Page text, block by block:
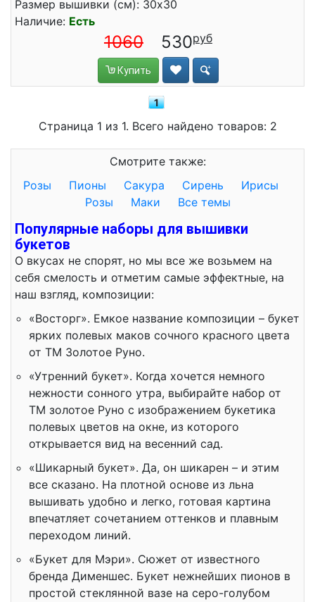
Размер вышивки (см): 30x30
Наличие: Есть
1060 530
Купить
1
Страница 1 из 1. Всего найдено товаров: 2
Смотрите также:
Розы
Пионы Сакура Сирень
Ирисы
Розы
Маки Все темы
Популярные наборы для вышивки
букетов
О вкусах не спорят, но мы все же возьмем на
себя смелость и отметим самые эффектные, на
наш взгляд, композиции:
«Восторг». Емкое название композиции – букет
ярких полевых маков сочного красного цвета
от ТМ Золотое Руно.
«Утренний букет». Когда хочется немного
нежности сонного утра, выбирайте набор от
ТМ золотое Руно с изображением букетика
полевых цветов на окне, из которого
открывается вид на весенний сад.
«Шикарный букет». Да, он шикарен – и этим
все сказано. На плотной основе из льна
вышивать удобно и легко, готовая картина
впечатляет сочетанием оттенков и плавным
переходом линий.
«Букет для Мэри». Сюжет от известного
бренда Дименшес. Букет нежнейших пионов в
простой стеклянной вазе на серо-голубом